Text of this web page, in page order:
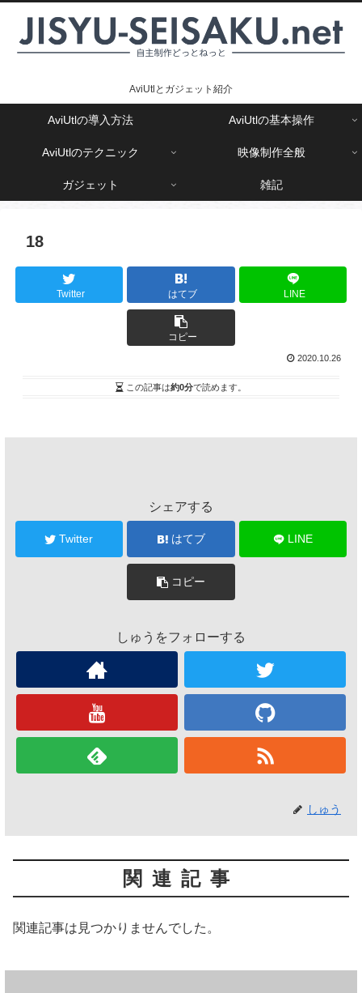
AviUtlとガジェット紹介
AviUtlの導入方法 AviUtlの基本操作
AviUtlのテクニック 映像制作全般
ガジェット 雑記
18
Twitter はてブ LINE
コピー
2020.10.26
この記事は約0分で読めます。
シェアする
Twitter はてブ LINE
コピー
しゅうをフォローする
しゅう
関連記事
関連記事は見つかりませんでした。